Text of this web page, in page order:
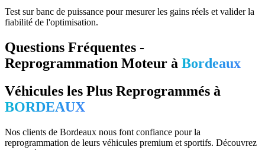
Test sur banc de puissance pour mesurer les gains réels et valider la
fiabilité de l'optimisation.
Questions Fréquentes -
Reprogrammation Moteur à Bordeaux
Véhicules les Plus Reprogrammés à
BORDEAUX
Nos clients de Bordeaux nous font confiance pour la
reprogrammation de leurs véhicules premium et sportifs. Découvrez